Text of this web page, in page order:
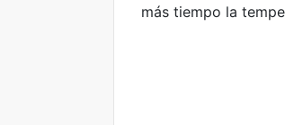
más tiempo la